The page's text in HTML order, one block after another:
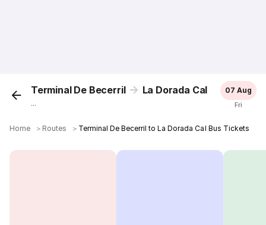
Terminal De Becerril La Dorada Cal
...
07 Aug
Fri
Home ＞ Routes ＞ Terminal De Becerril to La Dorada Cal Bus Tickets